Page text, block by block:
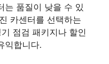
는 품질이 낮을 수 있
카센터를 선택하는
점검 패키지나 할인
익합니다.